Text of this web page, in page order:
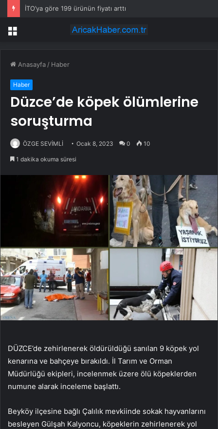
İTO’ya göre 199 ürünün fiyatı arttı
Menü
Anasayfa / Haber
Haber
Düzce’de köpek ölümlerine
soruşturma
ÖZGE SEVİMLİ Ocak 8, 2023 0 10
1 dakika okuma süresi
DÜZCE’de zehirlenerek öldürüldüğü sanılan 9 köpek yol
kenarına ve bahçeye bırakıldı. İl Tarım ve Orman
Müdürlüğü ekipleri, incelenmek üzere ölü köpeklerden
numune alarak inceleme başlattı.
Beyköy ilçesine bağlı Çalılık mevkiinde sokak hayvanlarını
besleyen Gülşah Kalyoncu, köpeklerin zehirlenerek yol